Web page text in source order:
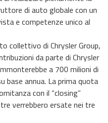
di auto globale con un
e competenze unico al
collettivo di Chrysler Group,
da parte di Chrysler
a 700 milioni di
base annua. La prima quota
con il “closing”
verrebbero ersate nei tre